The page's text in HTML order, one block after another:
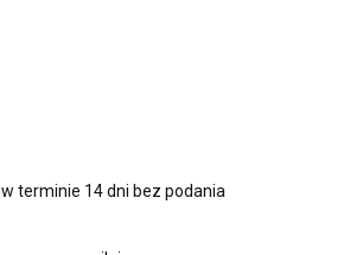
terminie 14 dni bez podania